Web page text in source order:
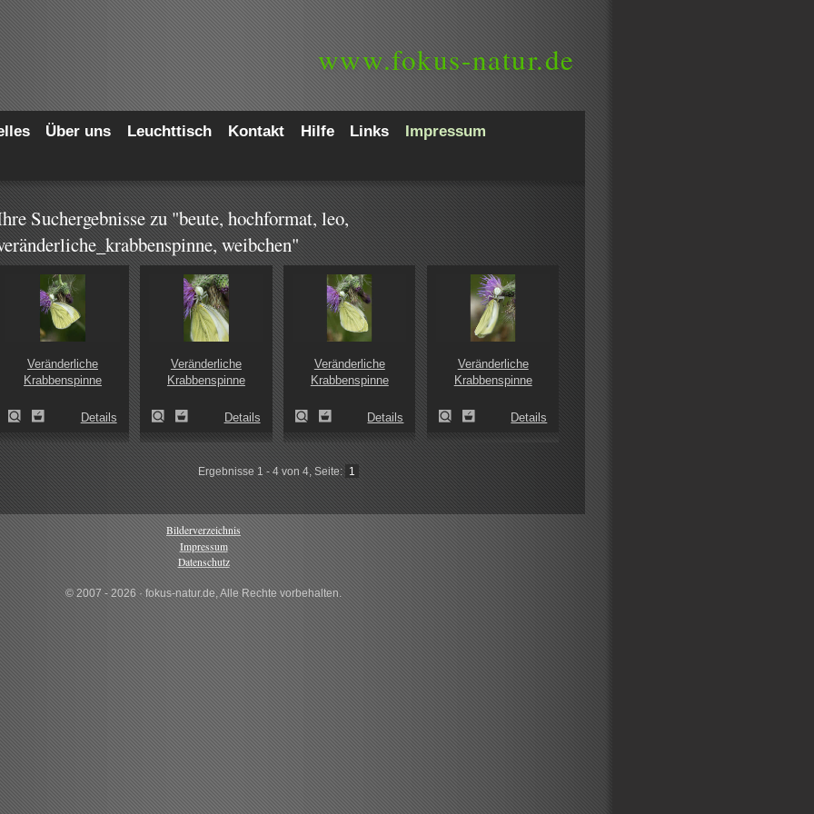
www.fokus-natur.de
Über uns Leuchttisch Kontakt Hilfe Links
Impressum
Suchergebnisse zu "beute, hochformat, leo,
weibchen"
Veränderliche
Krabbenspinne
Details
Veränderliche
Krabbenspinne
Details
Veränderliche
Krabbenspinne
Details
Veränderliche
Krabbenspinne
Details
Ergebnisse 1 - 4 von 4, Seite: 1
Bilderverzeichnis
Impressum
Datenschutz
© 2007 - 2026 · fokus-natur.de, Alle Rechte vorbehalten.